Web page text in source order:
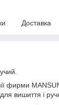
Доставка
фирми
вишиття і